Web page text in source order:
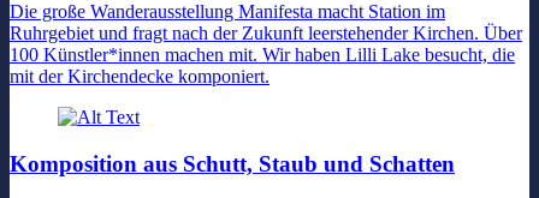
Die große Wanderausstellung Manifesta macht Station im
Ruhrgebiet und fragt nach der Zukunft leerstehender Kirchen. Über
100 Künstler*innen machen mit. Wir haben Lilli Lake besucht, die
mit der Kirchendecke komponiert.
Komposition aus Schutt, Staub und Schatten